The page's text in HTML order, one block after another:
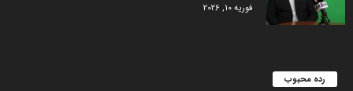
فوریه 10, 2026
رده محبوب